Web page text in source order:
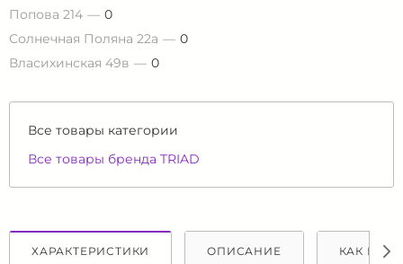
Попова 214
0
Солнечная Поляна 22а
0
Власихинская 49в
0
Все товары категории
Все товары бренда TRIAD
ХАРАКТЕРИСТИКИ ОПИСАНИЕ КАК